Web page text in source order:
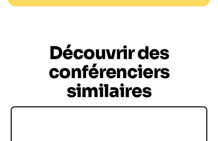
Découvrir des
conférenciers
similaires